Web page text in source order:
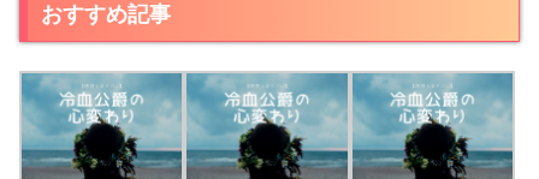
おすすめ記事